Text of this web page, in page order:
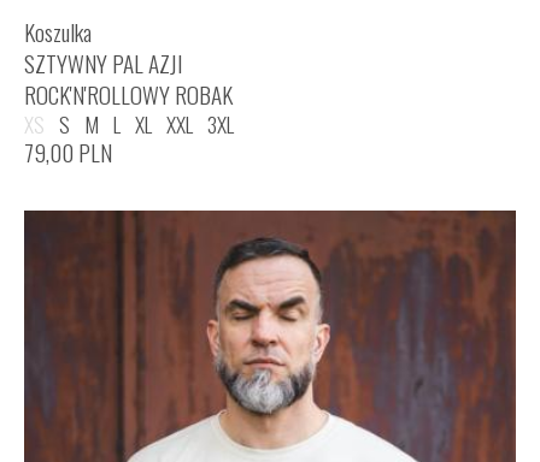
Koszulka
SZTYWNY PAL AZJI
ROCK'N'ROLLOWY ROBAK
XS S M L XL XXL 3XL
79,00 PLN